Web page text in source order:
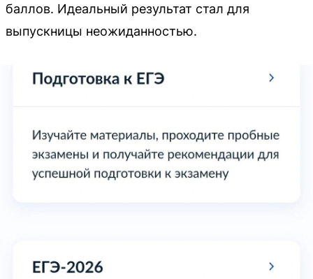
баллов. Идеальный результат стал для
выпускницы неожиданностью.